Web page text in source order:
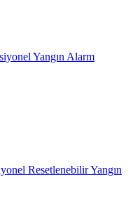
Yangın Alarm
Resetlenebilir Yangın